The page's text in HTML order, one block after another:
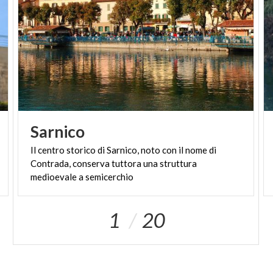
Sarnico
Il centro storico di Sarnico, noto con il nome di
Contrada, conserva tuttora una struttura
medioevale a semicerchio
1 20